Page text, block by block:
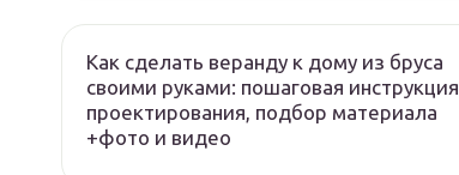
Как сделать веранду к дому из бруса
своими руками: пошаговая инструкция
проектирования, подбор материала
+фото и видео